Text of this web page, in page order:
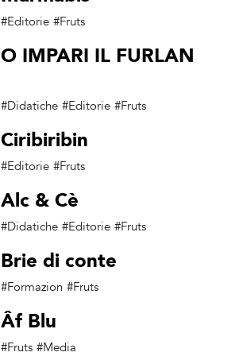
#Editorie #Fruts
O IMPARI IL FURLAN
#Didatiche #Editorie #Fruts
Ciribiribin
#Editorie #Fruts
Alc & Cè
#Didatiche #Editorie #Fruts
Brie di conte
#Formazion #Fruts
Âf Blu
#Fruts #Media